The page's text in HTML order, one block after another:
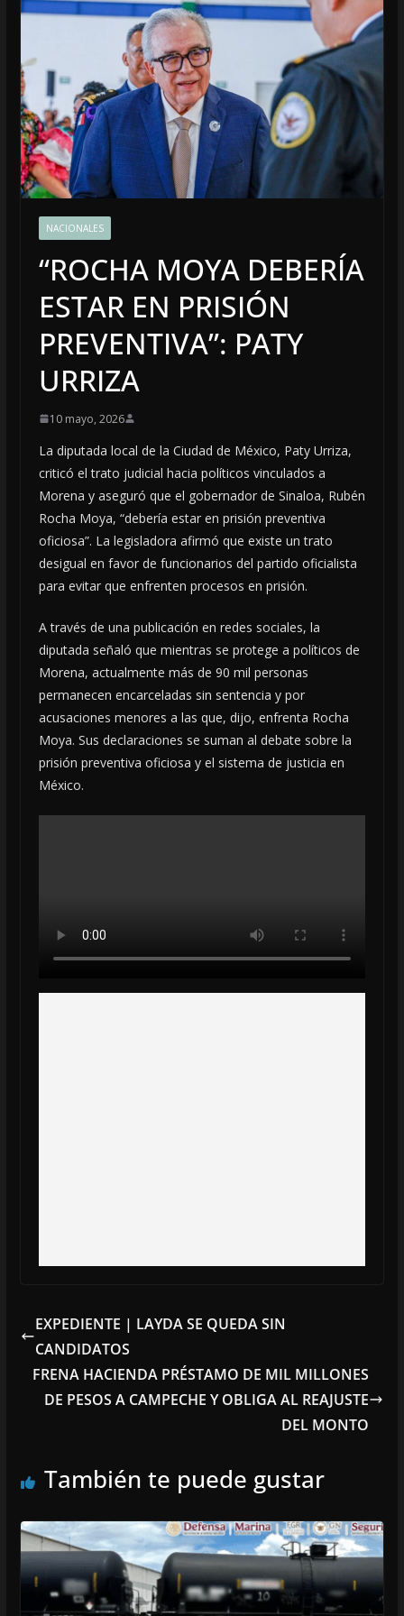
NACIONALES
“ROCHA MOYA DEBERÍA
ESTAR EN PRISIÓN
PREVENTIVA”: PATY
URRIZA
10 mayo, 2026
La diputada local de la Ciudad de México, Paty Urriza,
criticó el trato judicial hacia políticos vinculados a
Morena y aseguró que el gobernador de Sinaloa, Rubén
Rocha Moya, “debería estar en prisión preventiva
oficiosa”. La legisladora afirmó que existe un trato
desigual en favor de funcionarios del partido oficialista
para evitar que enfrenten procesos en prisión.
A través de una publicación en redes sociales, la
diputada señaló que mientras se protege a políticos de
Morena, actualmente más de 90 mil personas
permanecen encarceladas sin sentencia y por
acusaciones menores a las que, dijo, enfrenta Rocha
Moya. Sus declaraciones se suman al debate sobre la
prisión preventiva oficiosa y el sistema de justicia en
México.
EXPEDIENTE | LAYDA SE QUEDA SIN
CANDIDATOS
FRENA HACIENDA PRÉSTAMO DE MIL MILLONES
DE PESOS A CAMPECHE Y OBLIGA AL REAJUSTE
DEL MONTO
También te puede gustar